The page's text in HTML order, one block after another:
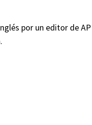
por un editor de